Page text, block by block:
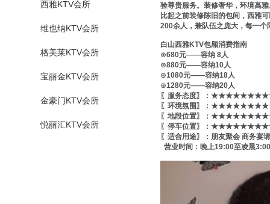
西雅KTV会所
维也纳KTV会所
格美莱KTV会所
宝丽金KTV会所
金豪门KTV会所
悦丽汇KTV会所
验尊贵服务。装修奢华，环境高
比起之前装修陈旧的包间，西雅
200余人，兼队伍之庞大，每一
白山西雅KTV包厢消费指南
⊙680元——容纳 8人
⊙880元——容纳10人
⊙1080元——容纳18人
⊙1280元——容纳20人
〖服务态度〗：
〖环境氛围〗：
〖地段位置〗：
〖停车位置〗：
〖适合用途〗：朋友聚会 商务宴请
营业时间：晚上19:00至凌晨3:00